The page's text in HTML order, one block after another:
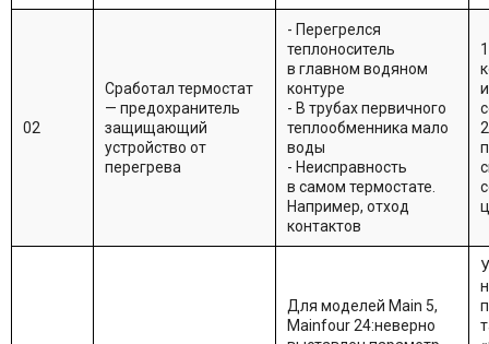
02
Сработал термостат
— предохранитель
защищающий
устройство от
перегрева
- Перегрелся
теплоноситель
в главном водяном
контуре
- В трубах первичного
теплообменника мало
воды
- Неисправность
в самом термостате.
Например, отход
контактов
Для моделей Main 5,
Mainfour 24:неверно